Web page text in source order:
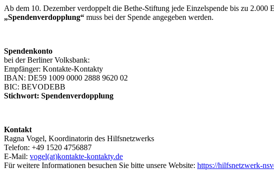
Ab dem 10. Dezember verdoppelt die Bethe-Stiftung jede Einzelspende bis zu
„Spendenverdopplung“ muss bei der Spende angegeben werden.
Spendenkonto
bei der Berliner Volksbank:
Empfänger: Kontakte-Kontakty
IBAN: DE59 1009 0000 2888 9620 02
BIC: BEVODEBB
Stichwort: Spendenverdopplung
Kontakt
Ragna Vogel, Koordinatorin des Hilfsnetzwerks
Telefon: +49 1520 4756887
E-Mail: vogel(at)kontakte-kontakty.de
Für weitere Informationen besuchen Sie bitte unsere Website: https://hilfsnetzwerk-